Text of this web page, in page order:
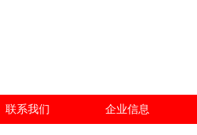
联系我们 企业信息